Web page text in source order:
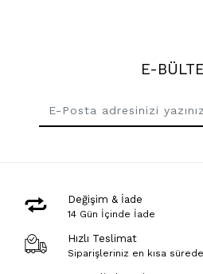
E-
Değişim & İade
14 Gün İçinde İade
Hızlı Teslimat
Siparişleriniz en kısa